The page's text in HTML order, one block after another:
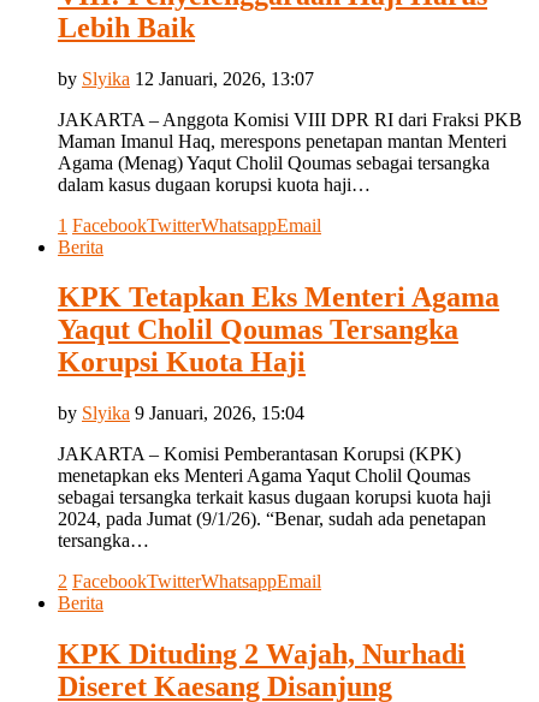
Lebih Baik
by Slyika 12 Januari, 2026, 13:07
JAKARTA – Anggota Komisi VIII DPR RI dari Fraksi PKB
Maman Imanul Haq, merespons penetapan mantan Menteri
Agama (Menag) Yaqut Cholil Qoumas sebagai tersangka
dalam kasus dugaan korupsi kuota haji…
1 FacebookTwitterWhatsappEmail
Berita
KPK Tetapkan Eks Menteri Agama
Yaqut Cholil Qoumas Tersangka
Korupsi Kuota Haji
by Slyika 9 Januari, 2026, 15:04
JAKARTA – Komisi Pemberantasan Korupsi (KPK)
menetapkan eks Menteri Agama Yaqut Cholil Qoumas
sebagai tersangka terkait kasus dugaan korupsi kuota haji
2024, pada Jumat (9/1/26). “Benar, sudah ada penetapan
tersangka…
2 FacebookTwitterWhatsappEmail
Berita
KPK Dituding 2 Wajah, Nurhadi
Diseret Kaesang Disanjung